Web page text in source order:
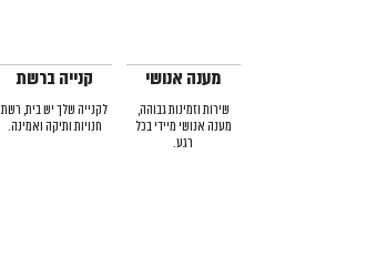
קנייה ברשת
לקנייה שלך יש בית, רשת
חנויות ותיקה ואמינה.
מענה אנושי
שירות וזמינות גבוהה,
מענה אנושי מיידי בכל
רגע.